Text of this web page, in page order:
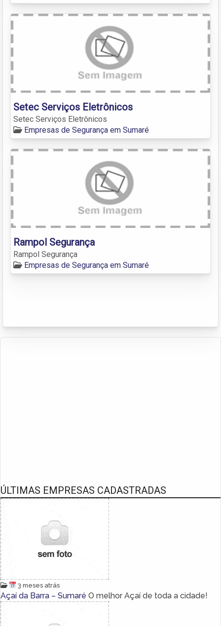
Setec Serviços Eletrônicos
Setec Serviços Eletrônicos
Empresas de Segurança em Sumaré
Rampol Segurança
Rampol Segurança
Empresas de Segurança em Sumaré
ÚLTIMAS EMPRESAS CADASTRADAS
3 meses atrás
Açaí da Barra – Sumaré O melhor Açaí de toda a cidade!